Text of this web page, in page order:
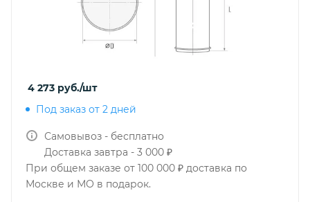
4 273 руб./шт
Под заказ от 2 дней
Самовывоз - бесплатно
Доставка завтра - 3 000 ₽
При общем заказе от 100 000 ₽ доставка по
Москве и МО в подарок.